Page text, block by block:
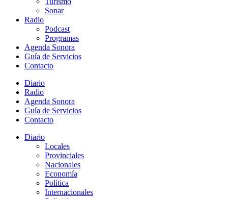
Sonar
Radio
Podcast
Programas
Agenda Sonora
Guía de Servicios
Contacto
Diario
Radio
Agenda Sonora
Guía de Servicios
Contacto
Diario
Locales
Provinciales
Nacionales
Economía
Política
Internacionales